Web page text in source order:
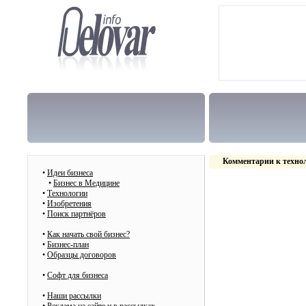
• Идеи бизнеса
• Бизнес в Медицине
• Технологии
• Изобретения
• Поиск партнёров
• Как начать свой бизнес?
• Бизнес-план
• Образцы договоров
• Cофт для бизнеса
• Наши рассылки
Комментарии к